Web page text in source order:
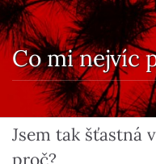
Co mi nejvíc
Jsem tak šťastná
proč?